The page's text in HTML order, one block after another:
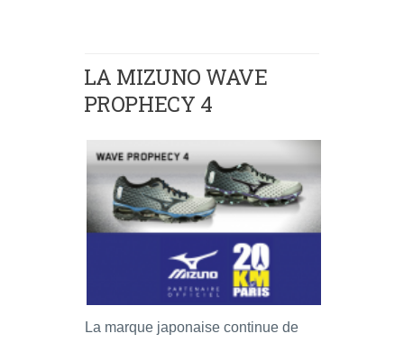
LA MIZUNO WAVE
PROPHECY 4
La marque japonaise continue de